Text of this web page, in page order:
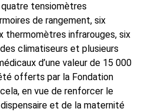
tensiomètres
de rangement, six
thermomètres infrarouges, six
climatiseurs et plusieurs
d’une valeur de 15 000
offerts par la Fondation
en vue de renforcer le
et de la maternité